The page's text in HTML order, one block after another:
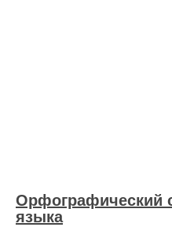
Орфографический
языка